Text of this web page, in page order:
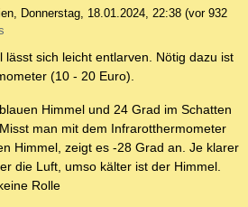
, Donnerstag, 18.01.2024, 22:38 (vor 932
lässt sich leicht entlarven. Nötig dazu ist
(10 - 20 Euro).
Himmel und 24 Grad im Schatten
man mit dem Infrarotthermometer
Himmel, zeigt es -28 Grad an. Je klarer
die Luft, umso kälter ist der Himmel.
Rolle